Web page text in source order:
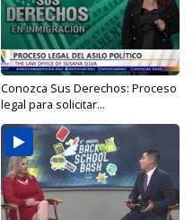
Conozca Sus Derechos: Proceso
legal para solicitar...